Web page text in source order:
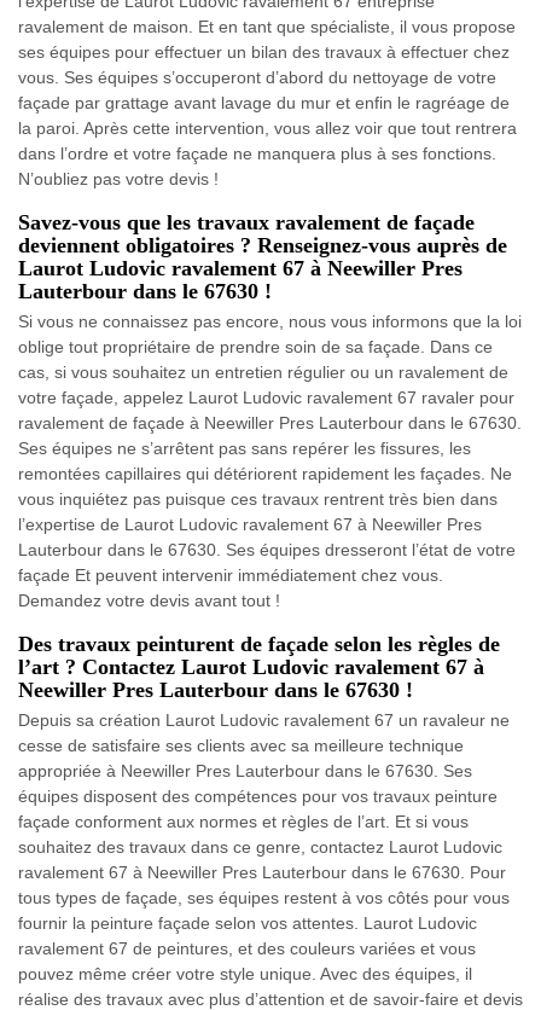
ravalement de maison. Et en tant que spécialiste, il vous propose
ses équipes pour effectuer un bilan des travaux à effectuer chez
vous. Ses équipes s’occuperont d’abord du nettoyage de votre
façade par grattage avant lavage du mur et enfin le ragréage de
la paroi. Après cette intervention, vous allez voir que tout rentrera
dans l’ordre et votre façade ne manquera plus à ses fonctions.
N’oubliez pas votre devis !
Savez-vous que les travaux ravalement de façade
deviennent obligatoires ? Renseignez-vous auprès de
Laurot Ludovic ravalement 67 à Neewiller Pres
Lauterbour dans le 67630 !
Si vous ne connaissez pas encore, nous vous informons que la loi
oblige tout propriétaire de prendre soin de sa façade. Dans ce
cas, si vous souhaitez un entretien régulier ou un ravalement de
votre façade, appelez Laurot Ludovic ravalement 67 ravaler pour
ravalement de façade à Neewiller Pres Lauterbour dans le 67630.
Ses équipes ne s’arrêtent pas sans repérer les fissures, les
remontées capillaires qui détériorent rapidement les façades. Ne
vous inquiétez pas puisque ces travaux rentrent très bien dans
l’expertise de Laurot Ludovic ravalement 67 à Neewiller Pres
Lauterbour dans le 67630. Ses équipes dresseront l’état de votre
façade Et peuvent intervenir immédiatement chez vous.
Demandez votre devis avant tout !
Des travaux peinturent de façade selon les règles de
l’art ? Contactez Laurot Ludovic ravalement 67 à
Neewiller Pres Lauterbour dans le 67630 !
Depuis sa création Laurot Ludovic ravalement 67 un ravaleur ne
cesse de satisfaire ses clients avec sa meilleure technique
appropriée à Neewiller Pres Lauterbour dans le 67630. Ses
équipes disposent des compétences pour vos travaux peinture
façade conforment aux normes et règles de l’art. Et si vous
souhaitez des travaux dans ce genre, contactez Laurot Ludovic
ravalement 67 à Neewiller Pres Lauterbour dans le 67630. Pour
tous types de façade, ses équipes restent à vos côtés pour vous
fournir la peinture façade selon vos attentes. Laurot Ludovic
ravalement 67 de peintures, et des couleurs variées et vous
pouvez même créer votre style unique. Avec des équipes, il
réalise des travaux avec plus d’attention et de savoir-faire et devis